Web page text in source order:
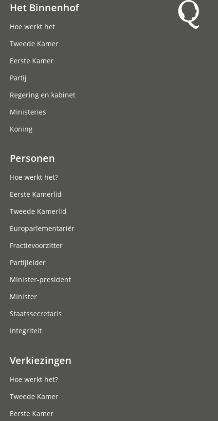
Het Binnenhof
Hoe werkt het
Tweede Kamer
Eerste Kamer
Partij
Regering en kabinet
Ministeries
Koning
Personen
Hoe werkt het?
Eerste Kamerlid
Tweede Kamerlid
Europarlementariër
Fractievoorzitter
Partijleider
Minister-president
Minister
Staatssecretaris
Integriteit
Verkiezingen
Hoe werkt het?
Tweede Kamer
Eerste Kamer